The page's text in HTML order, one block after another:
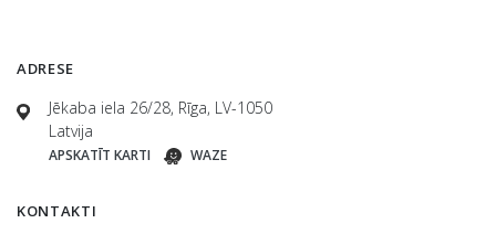
ADRESE
Jēkaba iela 26/28, Rīga, LV-1050
Latvija
APSKATĪT KARTI WAZE
KONTAKTI